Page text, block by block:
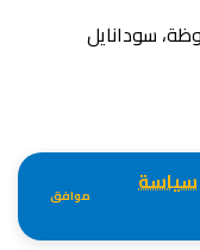
سياسة
موافق